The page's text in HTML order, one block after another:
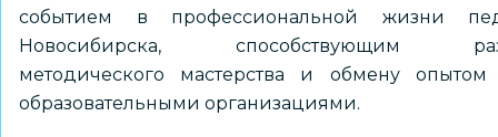
событием в профессиональной жизни
Новосибирска, способствующим
методического мастерства и обмену
образовательными организациями.